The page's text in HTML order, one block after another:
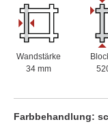
Wandstärke
34 mm
Farbbehandlung: